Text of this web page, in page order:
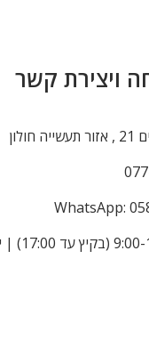
ויצירת קשר
WhatsApp: